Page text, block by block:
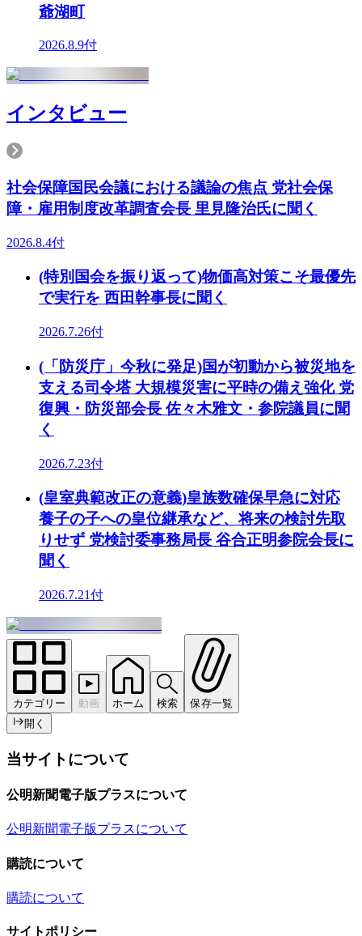
爺湖町
2026.8.9付
インタビュー
社会保障国民会議における議論の焦点 党社会保
障・雇用制度改革調査会長 里見隆治氏に聞く
2026.8.4付
(特別国会を振り返って)物価高対策こそ最優先
で実行を 西田幹事長に聞く
2026.7.26付
(「防災庁」今秋に発足)国が初動から被災地を
支える司令塔 大規模災害に平時の備え強化 党
復興・防災部会長 佐々木雅文・参院議員に聞
く
2026.7.23付
(皇室典範改正の意義)皇族数確保早急に対応
養子の子への皇位継承など、将来の検討先取
りせず 党検討委事務局長 谷合正明参院会長に
聞く
2026.7.21付
カテゴリー 動画 ホーム 検索
保存一覧
開く
当サイトについて
公明新聞電子版プラスについて
公明新聞電子版プラスについて
購読について
購読について
サイトポリシー